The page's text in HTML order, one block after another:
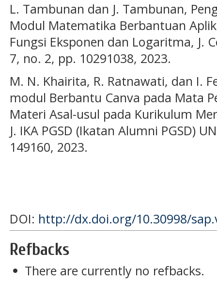
L. Tambunan dan J. Tambunan,
Modul Matematika Berbantuan
Fungsi Eksponen dan Logaritma, J.
7, no. 2, pp. 10291038, 2023.
M. N. Khairita, R. Ratnawati, dan I.
modul Berbantu Canva pada Mata
Materi Asal-usul pada Kurikulum
J. IKA PGSD (Ikatan Alumni PGSD)
149160, 2023.
DOI: http://dx.doi.org/10.30998/
Refbacks
There are currently no refbacks.